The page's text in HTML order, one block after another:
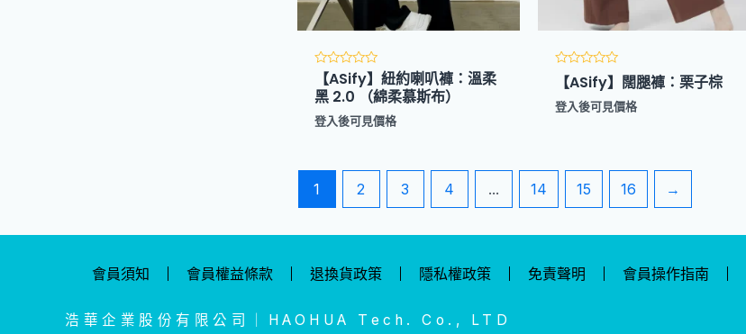
評
分
0
分
【ASify】紐約喇叭褲：溫柔
黑 2.0 （綿柔慕斯布）
登入後可見價格
評
分
0
滿
【ASify】闊腿褲：栗子棕
登入後可見價格
1 2 3 4 ... 14 15 16 →
浩華企業股份有限公司｜HAOHUA Tech. Co., LTD
會員須知 會員權益條款 退換貨政策 隱私權政策 免責聲明 會員操作指南